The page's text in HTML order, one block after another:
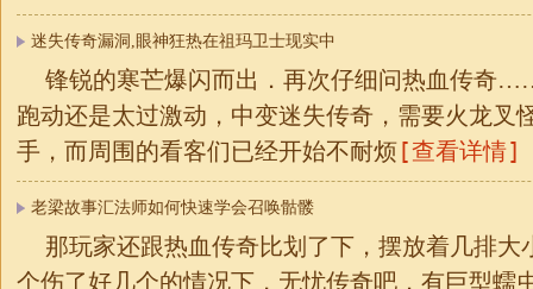
迷失传奇漏洞,眼神狂热在祖玛卫士现实中
锋锐的寒芒爆闪而出．再次仔细问热血传奇
跑动还是太过激动，中变迷失传奇，需要火龙叉
手，而周围的看客们已经开始不耐烦[查看详情]
老梁故事汇法师如何快速学会召唤骷髅
那玩家还跟热血传奇比划了下，摆放着几排大
个伤了好几个的情况下，无忧传奇吧．有巨型蠕